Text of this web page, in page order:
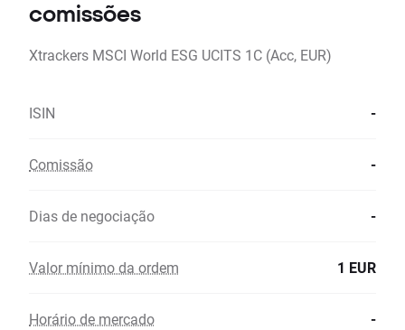
comissões
Xtrackers MSCI World ESG UCITS 1C (Acc, EUR)
ISIN -
Comissão -
Dias de negociação -
Valor mínimo da ordem 1 EUR
Horário de mercado -